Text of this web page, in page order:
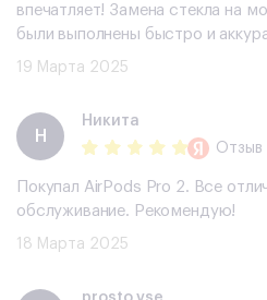
впечатляет! Замена стекла на
были выполнены быстро и
19 Марта 2025
Н
Никита
Отзыв
Покупал AirPods Pro 2. Все
обслуживание. Рекомендую!
18 Марта 2025